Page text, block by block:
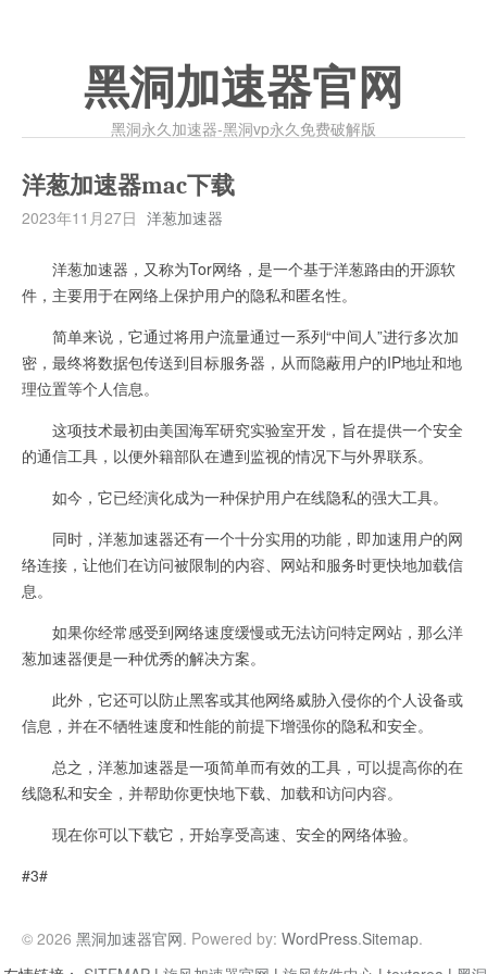
黑洞加速器官网
黑洞永久加速器-黑洞vp永久免费破解版
洋葱加速器mac下载
2023年11月27日 洋葱加速器
洋葱加速器，又称为Tor网络，是一个基于洋葱路由的开源软
件，主要用于在网络上保护用户的隐私和匿名性。
简单来说，它通过将用户流量通过一系列“中间人”进行多次加
密，最终将数据包传送到目标服务器，从而隐蔽用户的IP地址和地
理位置等个人信息。
这项技术最初由美国海军研究实验室开发，旨在提供一个安全
的通信工具，以便外籍部队在遭到监视的情况下与外界联系。
如今，它已经演化成为一种保护用户在线隐私的强大工具。
同时，洋葱加速器还有一个十分实用的功能，即加速用户的网
络连接，让他们在访问被限制的内容、网站和服务时更快地加载信
息。
如果你经常感受到网络速度缓慢或无法访问特定网站，那么洋
葱加速器便是一种优秀的解决方案。
此外，它还可以防止黑客或其他网络威胁入侵你的个人设备或
信息，并在不牺牲速度和性能的前提下增强你的隐私和安全。
总之，洋葱加速器是一项简单而有效的工具，可以提高你的在
线隐私和安全，并帮助你更快地下载、加载和访问内容。
现在你可以下载它，开始享受高速、安全的网络体验。
#3#
© 2026 黑洞加速器官网. Powered by: WordPress.Sitemap.